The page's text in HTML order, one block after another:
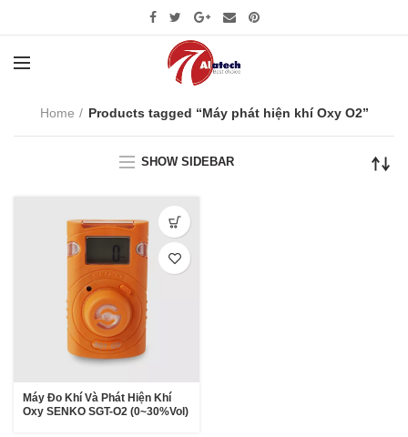
Home Products tagged “Máy phát hiện khí Oxy O2”
SHOW SIDEBAR
Máy Đo Khí Và Phát Hiện Khí
Oxy SENKO SGT-O2 (0~30%Vol)